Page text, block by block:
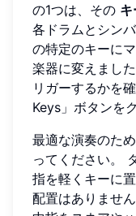
の1つは、その
各ドラムとシン
の特定のキーに
楽器に変えまし
リガーするかを
Keys」ボタンを
最適な演奏のた
ってください。
指を軽くキーに
配置はありませ